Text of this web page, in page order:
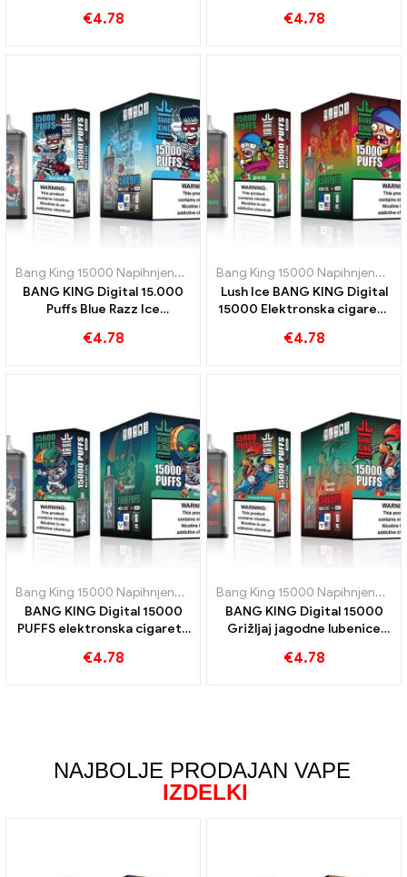
mešanica rdečih in zelenih
€4.78
elektronska cigareta za
€4.78
Bang King 15000 Napihnjenci
E-cigarete za enkratno uporabo
BANG KING Digital 15.000
Puffs Blue Razz Ice
enkratno uporabo
€4.78
Bang King 15000 Napihnjenci
Lush Ice BANG KING Digital
15000 Elektronska cigareta
15000 Puff lubenica
€4.78
Bang King 15000 Napihnjenci
E-cigarete za enkratno uporabo
BANG KING Digital 15000
PUFFS elektronska cigareta
uživajte 15000 Trenira
€4.78
Bang King 15000 Napihnjenci
BANG KING Digital 15000
Grižljaj jagodne lubenice
okus e-cigaret za enkratno
€4.78
NAJBOLJE PRODAJAN VAPE
IZDELKI